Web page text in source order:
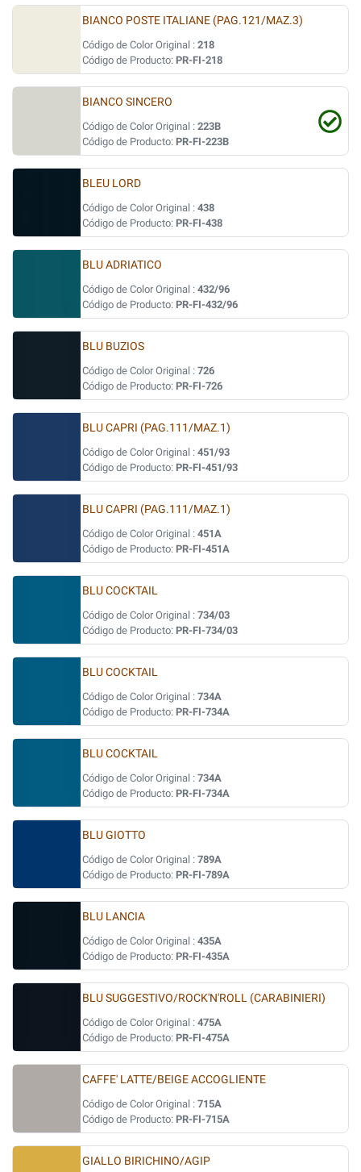
BIANCO POSTE ITALIANE (PAG.121/MAZ.3)
Código de Color Original : 218
Código de Producto: PR-FI-218
BIANCO SINCERO
Código de Color Original : 223B
Código de Producto: PR-FI-223B
BLEU LORD
Código de Color Original : 438
Código de Producto: PR-FI-438
BLU ADRIATICO
Código de Color Original : 432/96
Código de Producto: PR-FI-432/96
BLU BUZIOS
Código de Color Original : 726
Código de Producto: PR-FI-726
BLU CAPRI (PAG.111/MAZ.1)
Código de Color Original : 451/93
Código de Producto: PR-FI-451/93
BLU CAPRI (PAG.111/MAZ.1)
Código de Color Original : 451A
Código de Producto: PR-FI-451A
BLU COCKTAIL
Código de Color Original : 734/03
Código de Producto: PR-FI-734/03
BLU COCKTAIL
Código de Color Original : 734A
Código de Producto: PR-FI-734A
BLU COCKTAIL
Código de Color Original : 734A
Código de Producto: PR-FI-734A
BLU GIOTTO
Código de Color Original : 789A
Código de Producto: PR-FI-789A
BLU LANCIA
Código de Color Original : 435A
Código de Producto: PR-FI-435A
BLU SUGGESTIVO/ROCK'N'ROLL (CARABINIERI)
Código de Color Original : 475A
Código de Producto: PR-FI-475A
CAFFE' LATTE/BEIGE ACCOGLIENTE
Código de Color Original : 715A
Código de Producto: PR-FI-715A
GIALLO BIRICHINO/AGIP